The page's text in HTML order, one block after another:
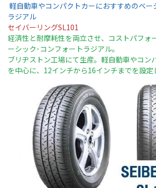
軽自動車やコンパクトカーにおすすめのベー
ラジアル
セイバーリングSL101
経済性と耐摩耗性を両立させ、コストパフォ
ーシック･コンフォートラジアル。
ブリヂストン工場にて生産。軽自動車やコン
を中心に、12インチから16インチまでを設定